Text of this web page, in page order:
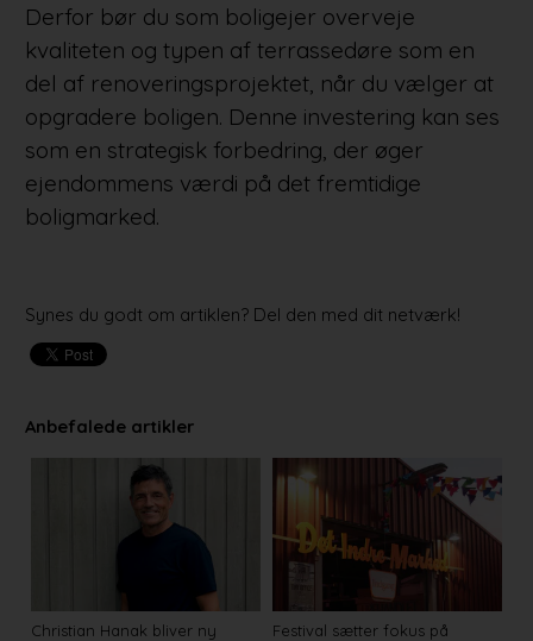
Derfor bør du som boligejer overveje
kvaliteten og typen af terrassedøre som en
del af renoveringsprojektet, når du vælger at
opgradere boligen. Denne investering kan ses
som en strategisk forbedring, der øger
ejendommens værdi på det fremtidige
boligmarked.
Synes du godt om artiklen? Del den med dit netværk!
Anbefalede artikler
Christian Hanak bliver ny
Festival sætter fokus på